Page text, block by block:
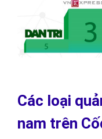
Các loại
nam trên